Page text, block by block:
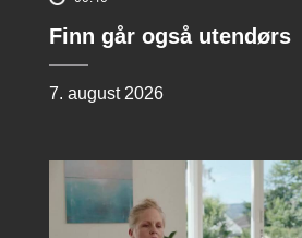
Finn går også utendørs
7. august 2026